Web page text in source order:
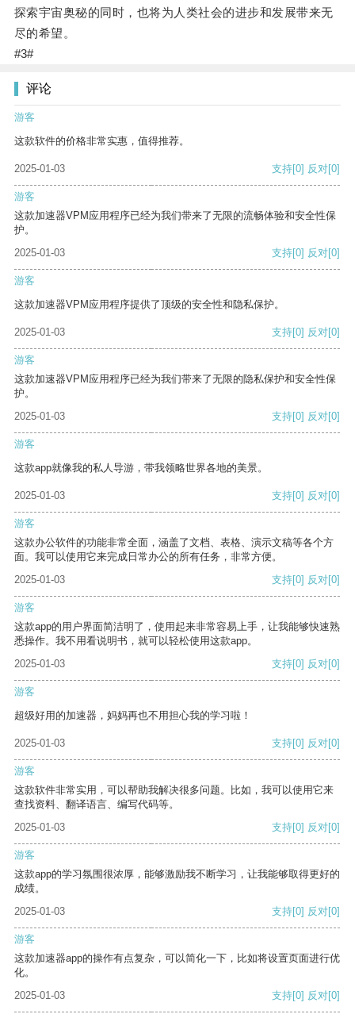
探索宇宙奥秘的同时，也将为人类社会的进步和发展带来无
尽的希望。
#3#
评论
游客
这款软件的价格非常实惠，值得推荐。
2025-01-03 支持[0] 反对[0]
游客
这款加速器VPM应用程序已经为我们带来了无限的流畅体验和安全性保
护。
2025-01-03
支持[0] 反对[0]
游客
这款加速器VPM应用程序提供了顶级的安全性和隐私保护。
2025-01-03 支持[0] 反对[0]
游客
这款加速器VPM应用程序已经为我们带来了无限的隐私保护和安全性保
护。
2025-01-03
支持[0] 反对[0]
游客
这款app就像我的私人导游，带我领略世界各地的美景。
2025-01-03 支持[0] 反对[0]
游客
这款办公软件的功能非常全面，涵盖了文档、表格、演示文稿等各个方
面。我可以使用它来完成日常办公的所有任务，非常方便。
2025-01-03
支持[0] 反对[0]
游客
这款app的用户界面简洁明了，使用起来非常容易上手，让我能够快速熟
悉操作。我不用看说明书，就可以轻松使用这款app。
2025-01-03
支持[0] 反对[0]
游客
超级好用的加速器，妈妈再也不用担心我的学习啦！
2025-01-03 支持[0] 反对[0]
游客
这款软件非常实用，可以帮助我解决很多问题。比如，我可以使用它来
查找资料、翻译语言、编写代码等。
2025-01-03
支持[0] 反对[0]
游客
这款app的学习氛围很浓厚，能够激励我不断学习，让我能够取得更好的
成绩。
2025-01-03
支持[0] 反对[0]
游客
这款加速器app的操作有点复杂，可以简化一下，比如将设置页面进行优
化。
2025-01-03
支持[0] 反对[0]